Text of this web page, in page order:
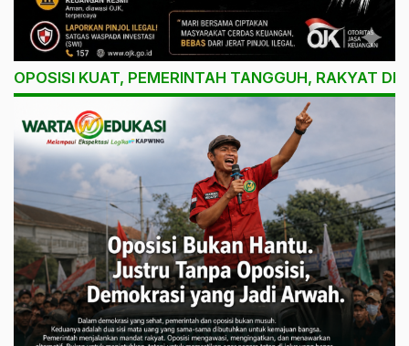
OPOSISI KUAT, PEMERINTAH TANGGUH, RAKYAT